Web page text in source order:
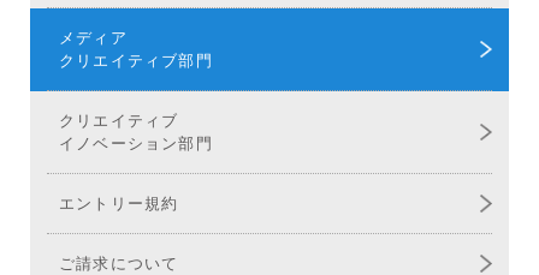
メディア
クリエイティブ部門
クリエイティブ
イノベーション部門
エントリー規約
ご請求について